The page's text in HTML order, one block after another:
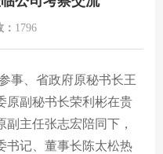
1796
事、省政府原秘书长王
原副秘书长荣利彬在贵
主任张志宏陪同下，
书记、董事长陈太松热